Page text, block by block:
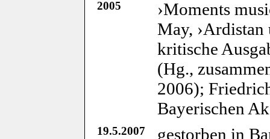
2005
›Moments
May,
kritische
(Hg.,
2006);
Bayerischen
19.5.2007
gestorben in